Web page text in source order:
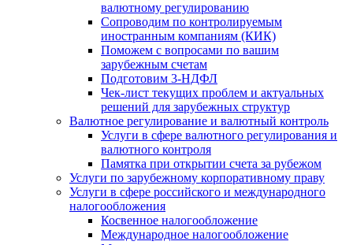
валютному регулированию
Сопроводим по контролируемым
иностранным компаниям (КИК)
Поможем с вопросами по вашим
зарубежным счетам
Подготовим 3-НДФЛ
Чек-лист текущих проблем и актуальных
решений для зарубежных структур
Валютное регулирование и валютный контроль
Услуги в сфере валютного регулирования и
валютного контроля
Памятка при открытии счета за рубежом
Услуги по зарубежному корпоративному праву
Услуги в сфере российского и международного
налогообложения
Косвенное налогообложение
Международное налогообложение